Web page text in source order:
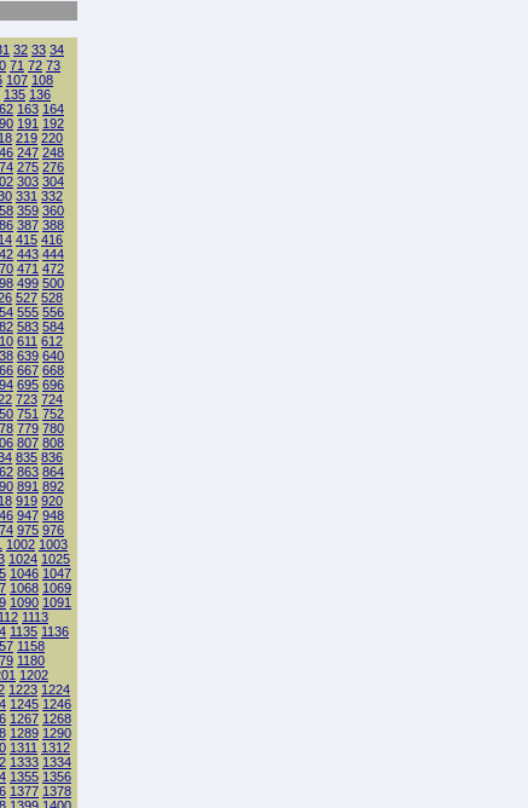
32 33 34
71 72 73
107 108
135 136
163 164
191 192
219 220
247 248
275 276
303 304
331 332
359 360
387 388
415 416
443 444
471 472
499 500
527 528
555 556
583 584
611 612
639 640
667 668
695 696
723 724
751 752
779 780
807 808
835 836
863 864
891 892
919 920
947 948
975 976
1002 1003
1024 1025
1046 1047
1068 1069
1090 1091
1113
1135 1136
1158
1180
1202
1223 1224
1245 1246
1267 1268
1289 1290
1311 1312
1333 1334
1355 1356
1377 1378